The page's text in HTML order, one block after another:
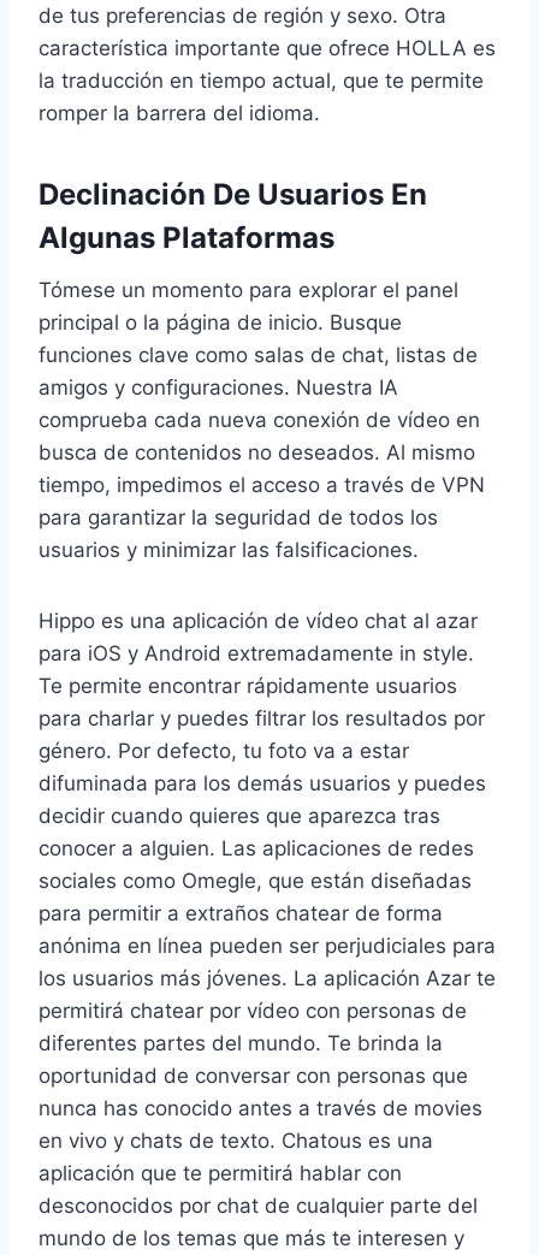
de tus preferencias de región y sexo. Otra
característica importante que ofrece HOLLA es
la traducción en tiempo actual, que te permite
romper la barrera del idioma.
Declinación De Usuarios En
Algunas Plataformas
Tómese un momento para explorar el panel
principal o la página de inicio. Busque
funciones clave como salas de chat, listas de
amigos y configuraciones. Nuestra IA
comprueba cada nueva conexión de vídeo en
busca de contenidos no deseados. Al mismo
tiempo, impedimos el acceso a través de VPN
para garantizar la seguridad de todos los
usuarios y minimizar las falsificaciones.
Hippo es una aplicación de vídeo chat al azar
para iOS y Android extremadamente in style.
Te permite encontrar rápidamente usuarios
para charlar y puedes filtrar los resultados por
género. Por defecto, tu foto va a estar
difuminada para los demás usuarios y puedes
decidir cuando quieres que aparezca tras
conocer a alguien. Las aplicaciones de redes
sociales como Omegle, que están diseñadas
para permitir a extraños chatear de forma
anónima en línea pueden ser perjudiciales para
los usuarios más jóvenes. La aplicación Azar te
permitirá chatear por vídeo con personas de
diferentes partes del mundo. Te brinda la
oportunidad de conversar con personas que
nunca has conocido antes a través de movies
en vivo y chats de texto. Chatous es una
aplicación que te permitirá hablar con
desconocidos por chat de cualquier parte del
mundo de los temas que más te interesen y